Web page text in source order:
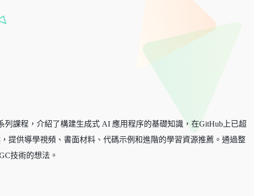
列課程，介紹了構建生成式 AI 應用程序的基礎知識，在GitHub上已超
提供導學視頻、書面材料、代碼示例和進階的學習資源推薦。通過整
技術的想法。